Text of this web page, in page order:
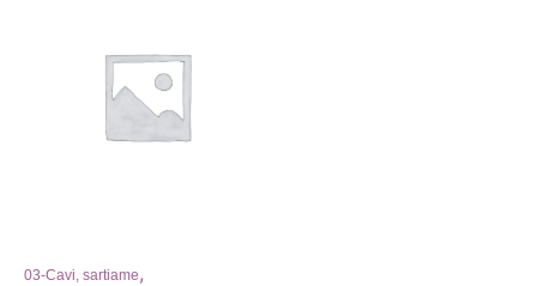
03-Cavi, sartiame,